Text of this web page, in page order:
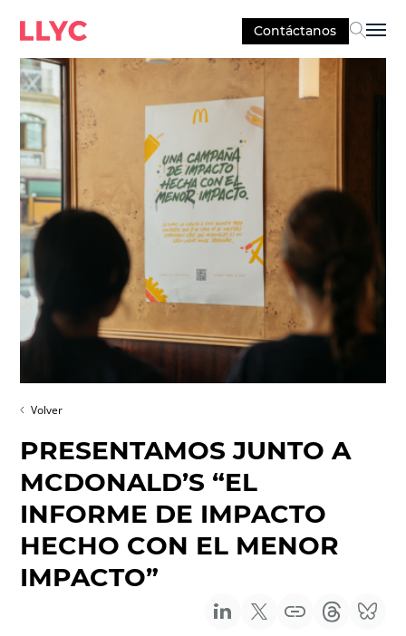
Contáctanos
Volver
PRESENTAMOS JUNTO A
MCDONALD’S “EL
INFORME DE IMPACTO
HECHO CON EL MENOR
IMPACTO”